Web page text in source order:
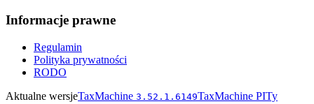
Informacje prawne
Regulamin
Polityka prywatności
RODO
Aktualne wersjeTaxMachine 3.52.1.6149TaxMachine PITy